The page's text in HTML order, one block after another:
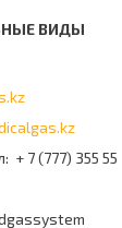
+ 7 (777) 355 55